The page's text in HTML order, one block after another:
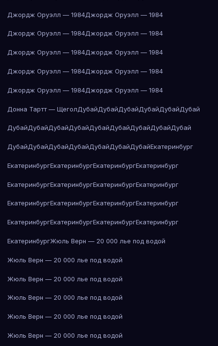
Джордж Оруэлл — 1984Джордж Оруэлл — 1984
Джордж Оруэлл — 1984Джордж Оруэлл — 1984
Джордж Оруэлл — 1984Джордж Оруэлл — 1984
Джордж Оруэлл — 1984Джордж Оруэлл — 1984
Джордж Оруэлл — 1984Джордж Оруэлл — 1984
Донна Тартт — ЩеголДубайДубайДубайДубайДубайДубай
ДубайДубайДубайДубайДубайДубайДубайДубайДубай
ДубайДубайДубайДубайДубайДубайДубайЕкатеринбург
ЕкатеринбургЕкатеринбургЕкатеринбургЕкатеринбург
ЕкатеринбургЕкатеринбургЕкатеринбургЕкатеринбург
ЕкатеринбургЕкатеринбургЕкатеринбургЕкатеринбург
ЕкатеринбургЕкатеринбургЕкатеринбургЕкатеринбург
ЕкатеринбургЖюль Верн — 20 000 лье под водой
Жюль Верн — 20 000 лье под водой
Жюль Верн — 20 000 лье под водой
Жюль Верн — 20 000 лье под водой
Жюль Верн — 20 000 лье под водой
Жюль Верн — 20 000 лье под водой